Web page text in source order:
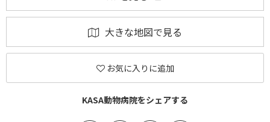
大きな地図で見る
お気に入りに追加
KASA動物病院をシェアする